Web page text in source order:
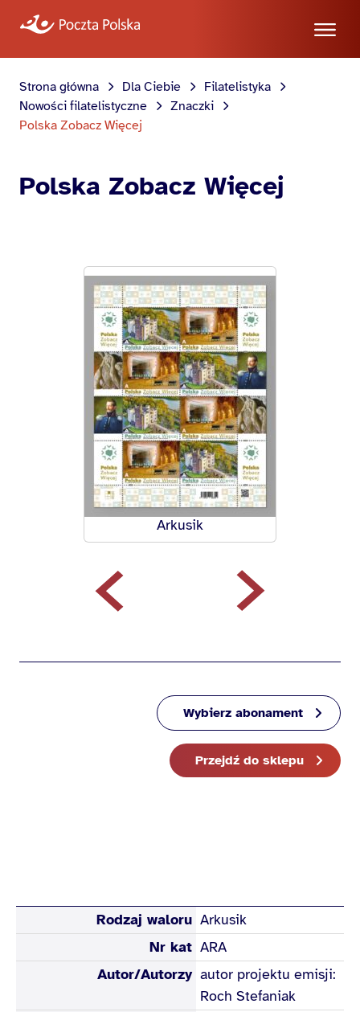
Strona główna Dla Ciebie
Filatelistyka
Nowości filatelistyczne
Znaczki
Polska Zobacz Więcej
Polska Zobacz Więcej
Arkusik
Wybierz abonament
Przejdź do sklepu
Rodzaj waloru Arkusik
Nr kat ARA
Autor/Autorzy autor projektu emisji:
Roch Stefaniak